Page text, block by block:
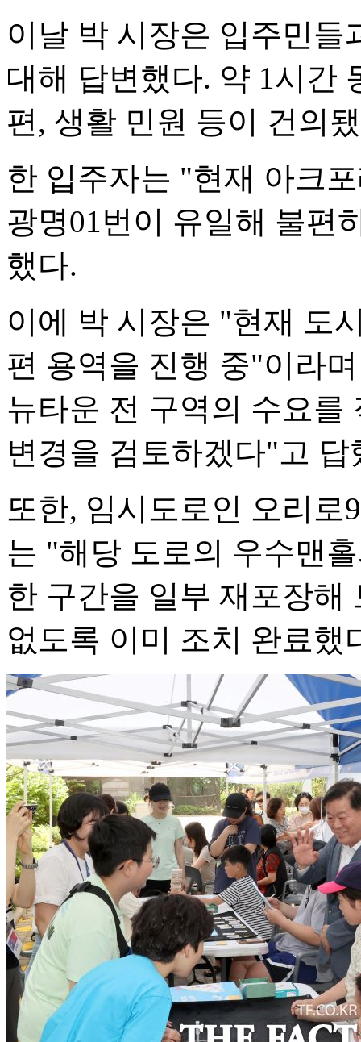
이날 박 시장은 입주민들
대해 답변했다. 약 1시간
편, 생활 민원 등이 건의
한 입주자는 "현재 아크
광명01번이 유일해 불편
했다.
이에 박 시장은 "현재 도
편 용역을 진행 중"이라
뉴타운 전 구역의 수요를
변경을 검토하겠다"고 답
또한, 임시도로인 오리로
는 "해당 도로의 우수맨
한 구간을 일부 재포장해
없도록 이미 조치 완료했